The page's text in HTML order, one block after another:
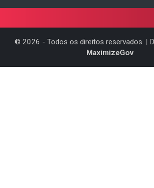
© 2026 - Todos os direitos reservados. |
MaximizeGov